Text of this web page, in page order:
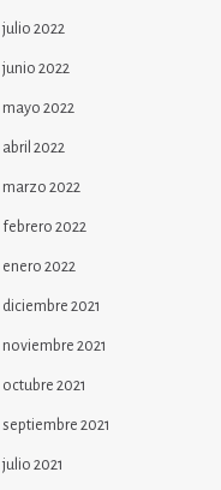
julio 2022
junio 2022
mayo 2022
abril 2022
marzo 2022
febrero 2022
enero 2022
diciembre 2021
noviembre 2021
octubre 2021
septiembre 2021
julio 2021